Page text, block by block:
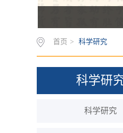
首页 > 科学研究
科学研
科学研究